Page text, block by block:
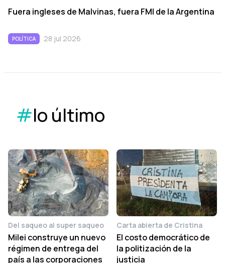
Fuera ingleses de Malvinas, fuera FMI de la Argentina
POLÍTICA 28 jul 2026
#lo último
Del saqueo al super saqueo
Milei construye un nuevo
régimen de entrega del
país a las corporaciones
Carta abierta de Cristina
El costo democrático de
la politización de la
justicia